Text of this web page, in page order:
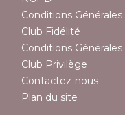
Conditions Générales
Club Fidélité
Conditions Générales
Club Privilège
Contactez-nous
Plan du site